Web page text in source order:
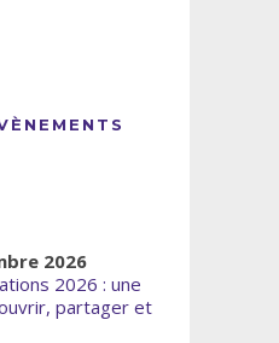
2026
2026 : une
partager et